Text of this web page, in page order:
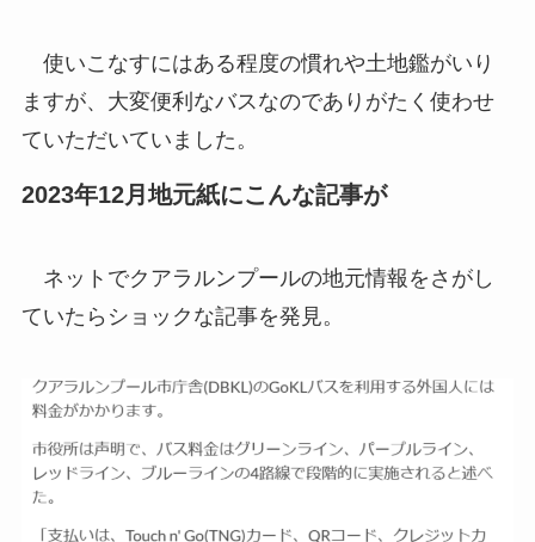
使いこなすにはある程度の慣れや土地鑑がいり
ますが、大変便利なバスなのでありがたく使わせ
ていただいていました。
2023年12月地元紙にこんな記事が
ネットでクアラルンプールの地元情報をさがし
ていたらショックな記事を発見。